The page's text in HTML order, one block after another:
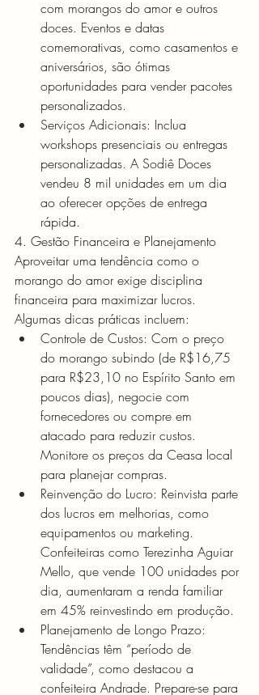
com morangos do amor e outros
doces. Eventos e datas
comemorativas, como casamentos e
aniversários, são ótimas
oportunidades para vender pacotes
personalizados.
Serviços Adicionais: Inclua
workshops presenciais ou entregas
personalizadas. A Sodiê Doces
vendeu 8 mil unidades em um dia
ao oferecer opções de entrega
rápida.
4. Gestão Financeira e Planejamento
Aproveitar uma tendência como o
morango do amor exige disciplina
financeira para maximizar lucros.
Algumas dicas práticas incluem:
Controle de Custos: Com o preço
do morango subindo (de R$16,75
para R$23,10 no Espírito Santo em
poucos dias), negocie com
fornecedores ou compre em
atacado para reduzir custos.
Monitore os preços da Ceasa local
para planejar compras.
Reinvenção do Lucro: Reinvista parte
dos lucros em melhorias, como
equipamentos ou marketing.
Confeiteiras como Terezinha Aguiar
Mello, que vende 100 unidades por
dia, aumentaram a renda familiar
em 45% reinvestindo em produção.
Planejamento de Longo Prazo:
Tendências têm “período de
validade”, como destacou a
confeiteira Andrade. Prepare-se para